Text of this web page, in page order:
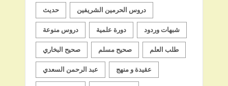
حديث دروس الحرمين الشريفين
دروس منوعة دورة علمية شبهات وردود
صحيح البخاري صحيح مسلم طلب العلم
عبد الرحمن السعدي عقيدة و منهج